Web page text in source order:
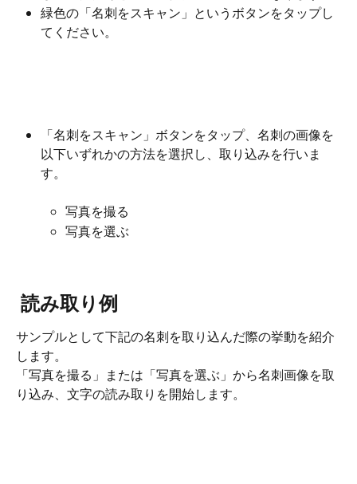
緑色の「名刺をスキャン」というボタンをタップし
てください。
「名刺をスキャン」ボタンをタップ、名刺の画像を
以下いずれかの方法を選択し、取り込みを行いま
す。
写真を撮る
写真を選ぶ
読み取り例
サンプルとして下記の名刺を取り込んだ際の挙動を紹介
します。
「写真を撮る」または「写真を選ぶ」から名刺画像を取
り込み、文字の読み取りを開始します。